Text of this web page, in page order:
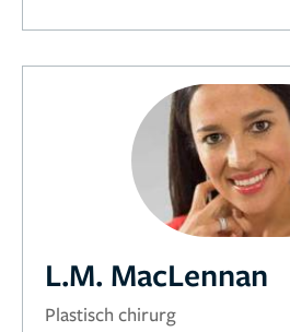
L.M. MacLennan
Plastisch chirurg